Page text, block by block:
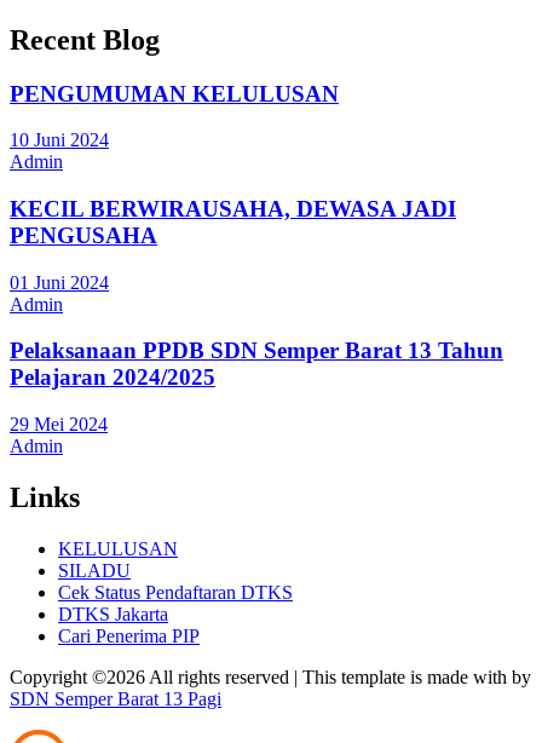
Recent Blog
PENGUMUMAN KELULUSAN
10 Juni 2024
Admin
KECIL BERWIRAUSAHA, DEWASA JADI
PENGUSAHA
01 Juni 2024
Admin
Pelaksanaan PPDB SDN Semper Barat 13 Tahun
Pelajaran 2024/2025
29 Mei 2024
Admin
Links
KELULUSAN
SILADU
Cek Status Pendaftaran DTKS
DTKS Jakarta
Cari Penerima PIP
Copyright ©2026 All rights reserved | This template is made with by
SDN Semper Barat 13 Pagi